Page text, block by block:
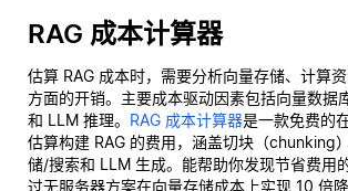
RAG 成本计算器
估算 RAG 成本时，需要分析向量存储、计算
方面的开销。主要成本驱动因素包括向量数据
和 LLM 推理。 RAG 成本计算器是一款免费的
估算构建 RAG 的费用，涵盖切块（chunking
储/搜索和 LLM 生成。能帮助你发现节省费用
过无服务器方案在向量存储成本上实现 10 倍降